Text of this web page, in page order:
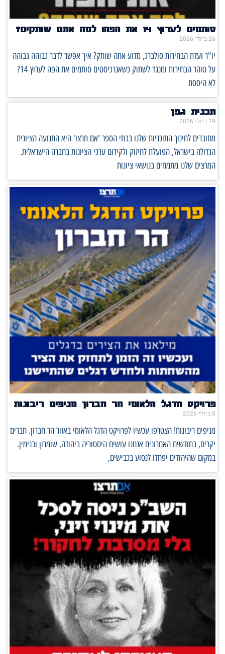
סותמים לערוץ 14 את הפה! למה אתם שותקים?
26 ביולי 2026
יו"ר ועדת הבחירות סולברג, מדוע אתה שותק? איך אפשר לדבר גבוהה גבוהה
על טוהר הבחירות ומנגד לשתוק כשאנרכיסטים סותמים את הפה לערוץ 14?
לא היססת
תכנית גפן
19 ביולי 2026
מחוברים לחינוך התוכניות שלנו בבתי הספר 'אם תרצו' היא התנועה הציונית
הגדולה בישראל, הפועלת לחיזוק ולקידום ערכי הציונות בחברה הישראלית.
המרצים שלנו מתמחים בנושאי ציונות
פרויקט הדגל הלאומי הר חברון מניפים ריבונות
8 ביולי 2026
מניפים ריבונות! הצטרפו עכשיו לפרויקט הדגל הלאומי באזור הר חברון. חברים
יקרים, בחודשים האחרונים אנחנו עושים היסטוריה ביהודה, שומרון ובנימין.
במקום שהיהודים יפחדו לנסוע בכבישים,